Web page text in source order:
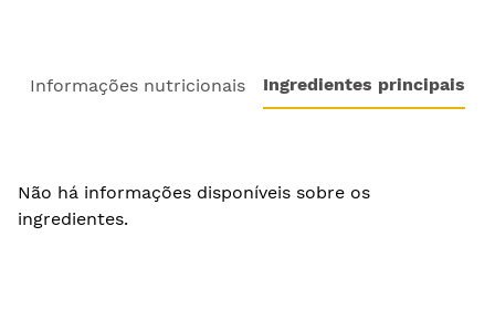
Informações nutricionais Ingredientes principais
Não há informações disponíveis sobre os
ingredientes.